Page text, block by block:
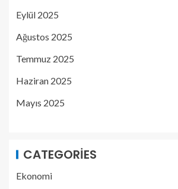
Eylül 2025
Ağustos 2025
Temmuz 2025
Haziran 2025
Mayıs 2025
CATEGORIES
Ekonomi